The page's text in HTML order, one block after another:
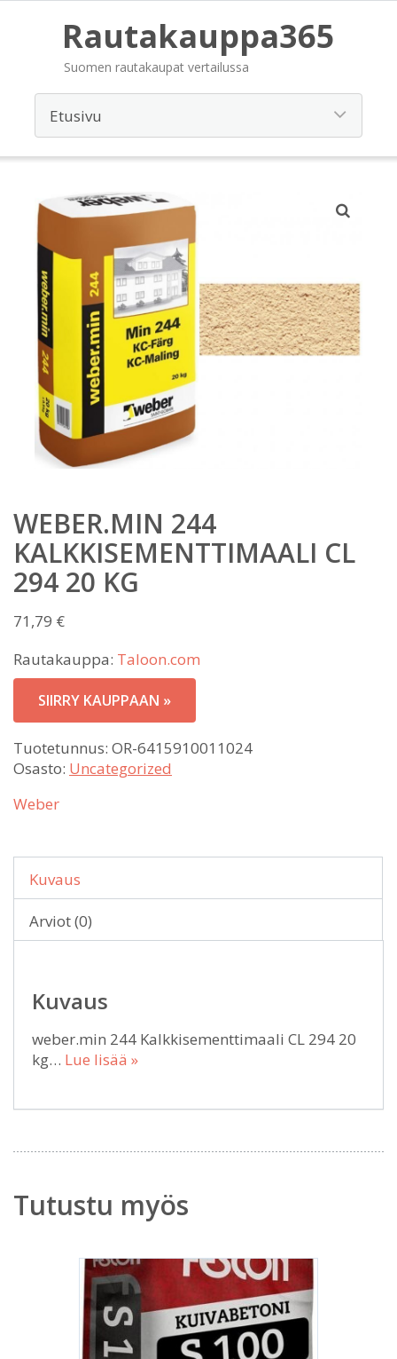
Rautakauppa365
Suomen rautakaupat vertailussa
WEBER.MIN 244
KALKKISEMENTTIMAALI CL
294 20 KG
71,79 €
Rautakauppa: Taloon.com
SIIRRY KAUPPAAN »
Tuotetunnus: OR-6415910011024
Osasto: Uncategorized
Weber
Kuvaus
Arviot (0)
Kuvaus
weber.min 244 Kalkkisementtimaali CL 294 20
kg… Lue lisää »
Tutustu myös